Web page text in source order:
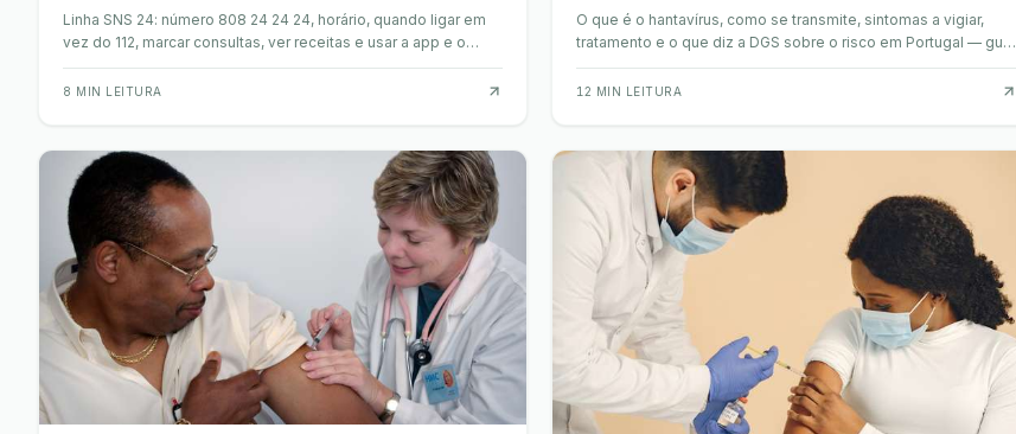
Linha SNS 24: número 808 24 24 24, horário, quando ligar em
vez do 112, marcar consultas, ver receitas e usar a app e o
portal. Guia prático 2026.
8 MIN LEITURA
O que é o hantavírus, como se transmite, sintomas a vigiar,
tratamento e o que diz a DGS sobre o risco em Portugal — guia
atualizado.
12 MIN LEITURA